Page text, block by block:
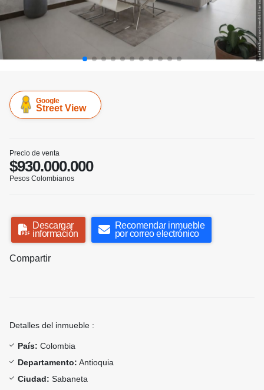
Google
Street View
Precio de venta
$930.000.000
Pesos Colombianos
Descargar
información
Recomendar inmueble
por correo electrónico
Compartir
Detalles del inmueble :
País: Colombia
Departamento: Antioquia
Ciudad: Sabaneta